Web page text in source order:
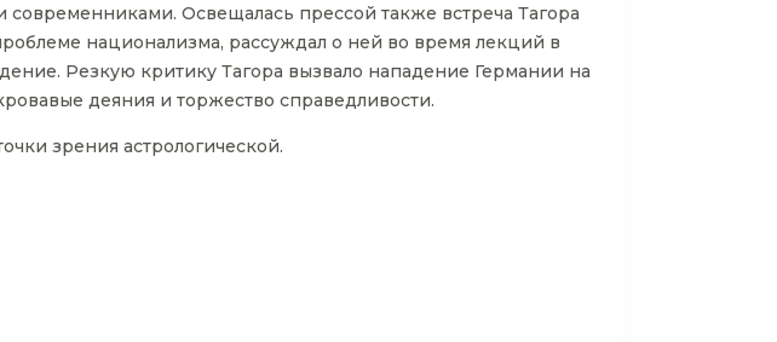
Освещалась прессой также встреча Тагора
национализма, рассуждал о ней во время лекций в
Резкую критику Тагора вызвало нападение Германии на
деяния и торжество справедливости.
зрения астрологической.